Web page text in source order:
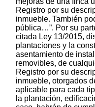
Registro por su
inmueble. También
pública…”. Por su
citada Ley 13/2015,
plantaciones y la
asentamiento de
removibles, de
Registro por su
inmueble, otorgados
aplicable para cada
la plantación,